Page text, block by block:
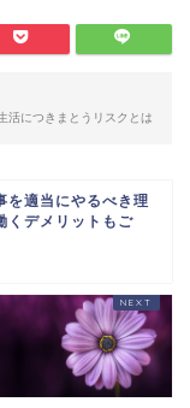
活につきまとうリスクとは
を適当にやるべき理
くデメリットもご